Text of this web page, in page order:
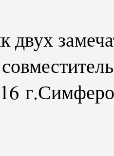
двух